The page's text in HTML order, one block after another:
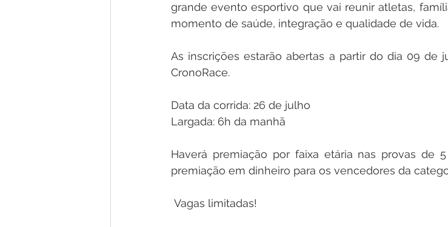
grande evento esportivo que vai reunir atletas,
momento de saúde, integração e qualidade de vida.
As inscrições estarão abertas a partir do dia 09 de
CronoRace.
Data da corrida: 26 de julho
Largada: 6h da manhã
Haverá premiação por faixa etária nas provas
premiação em dinheiro para os vencedores da
Vagas limitadas!